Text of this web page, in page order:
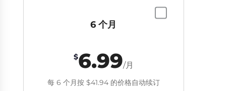
6 个月
$6.99/月
每 6 个月按 $41.94的价格自动续订